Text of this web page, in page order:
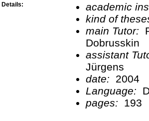
Details:
academic
kind of
main Tutor:
Dobrusskin
assistant
Jürgens
date:
2004
Language:
pages:
193